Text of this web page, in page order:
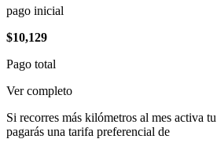
pago inicial
$10,129
Pago total
Ver completo
Si recorres más kilómetros al mes activa
pagarás una tarifa preferencial de